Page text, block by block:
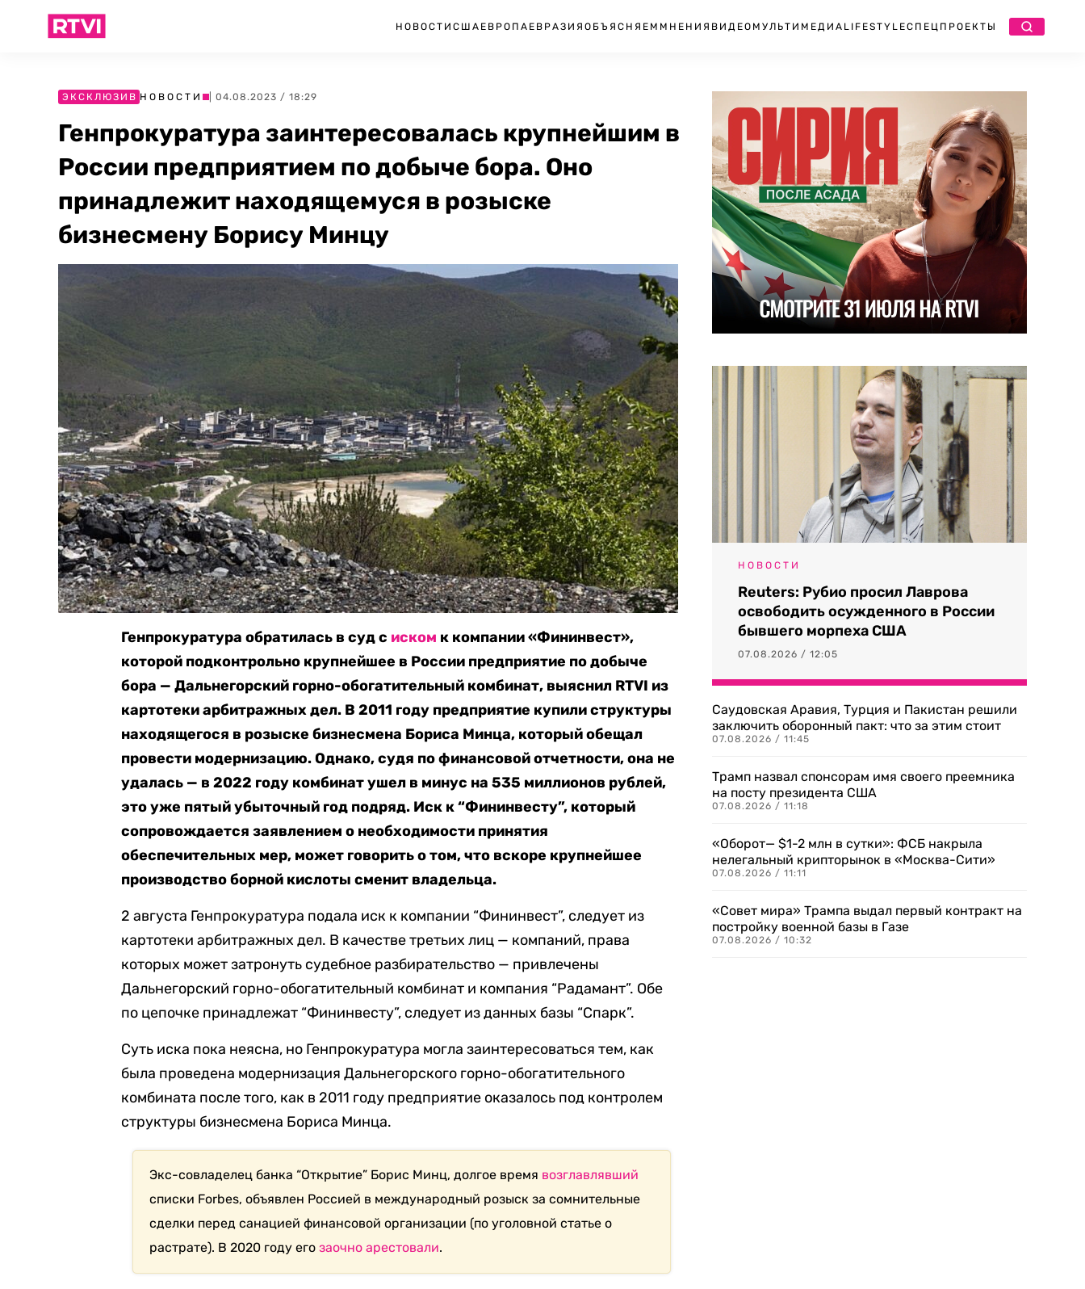
НОВОСТИ США ЕВРОПА ЕВРАЗИЯ ОБЪЯСНЯЕМ МНЕНИЯ ВИДЕО МУЛЬТИМЕДИА LIFESTYLEСПЕЦПРОЕКТЫ
ЭКСКЛЮЗИВ НОВОСТИ | 04.08.2023 / 18:29
Генпрокуратура заинтересовалась крупнейшим в
России предприятием по добыче бора. Оно
принадлежит находящемуся в розыске
бизнесмену Борису Минцу
Генпрокуратура обратилась в суд с иском к компании «Фининвест»,
которой подконтрольно крупнейшее в России предприятие по добыче
бора — Дальнегорский горно-обогатительный комбинат, выяснил RTVI из
картотеки арбитражных дел. В 2011 году предприятие купили структуры
находящегося в розыске бизнесмена Бориса Минца, который обещал
провести модернизацию. Однако, судя по финансовой отчетности, она не
удалась — в 2022 году комбинат ушел в минус на 535 миллионов рублей,
это уже пятый убыточный год подряд. Иск к “Фининвесту”, который
сопровождается заявлением о необходимости принятия
обеспечительных мер, может говорить о том, что вскоре крупнейшее
производство борной кислоты сменит владельца.
2 августа Генпрокуратура подала иск к компании “Фининвест”, следует из
картотеки арбитражных дел. В качестве третьих лиц — компаний, права
которых может затронуть судебное разбирательство — привлечены
Дальнегорский горно-обогатительный комбинат и компания “Радамант”. Обе
по цепочке принадлежат “Фининвесту”, следует из данных базы “Спарк”.
Суть иска пока неясна, но Генпрокуратура могла заинтересоваться тем, как
была проведена модернизация Дальнегорского горно-обогатительного
комбината после того, как в 2011 году предприятие оказалось под контролем
структуры бизнесмена Бориса Минца.
Экс-совладелец банка “Открытие” Борис Минц, долгое время возглавлявший
списки Forbes, объявлен Россией в международный розыск за сомнительные
сделки перед санацией финансовой организации (по уголовной статье о
растрате). В 2020 году его заочно арестовали.
НОВОСТИ
Reuters: Рубио просил Лаврова
освободить осужденного в России
бывшего морпеха США
07.08.2026 / 12:05
Саудовская Аравия, Турция и Пакистан решили
заключить оборонный пакт: что за этим стоит
07.08.2026 / 11:45
Трамп назвал спонсорам имя своего преемника
на посту президента США
07.08.2026 / 11:18
«Оборот— $1-2 млн в сутки»: ФСБ накрыла
нелегальный крипторынок в «Москва-Сити»
07.08.2026 / 11:11
«Совет мира» Трампа выдал первый контракт на
постройку военной базы в Газе
07.08.2026 / 10:32